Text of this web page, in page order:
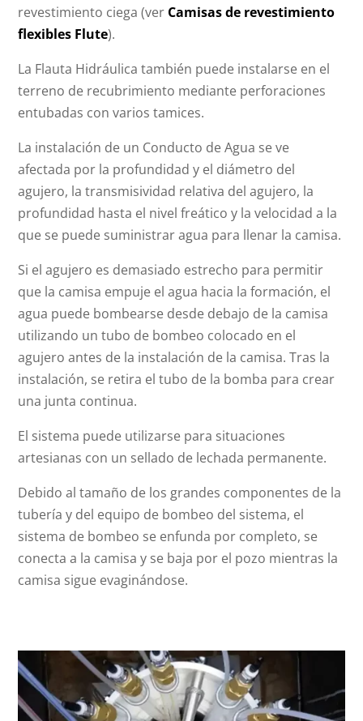
revestimiento ciega (ver Camisas de revestimiento
flexibles Flute).
La Flauta Hidráulica también puede instalarse en el
terreno de recubrimiento mediante perforaciones
entubadas con varios tamices.
La instalación de un Conducto de Agua se ve
afectada por la profundidad y el diámetro del
agujero, la transmisividad relativa del agujero, la
profundidad hasta el nivel freático y la velocidad a la
que se puede suministrar agua para llenar la camisa.
Si el agujero es demasiado estrecho para permitir
que la camisa empuje el agua hacia la formación, el
agua puede bombearse desde debajo de la camisa
utilizando un tubo de bombeo colocado en el
agujero antes de la instalación de la camisa. Tras la
instalación, se retira el tubo de la bomba para crear
una junta continua.
El sistema puede utilizarse para situaciones
artesianas con un sellado de lechada permanente.
Debido al tamaño de los grandes componentes de la
tubería y del equipo de bombeo del sistema, el
sistema de bombeo se enfunda por completo, se
conecta a la camisa y se baja por el pozo mientras la
camisa sigue evaginándose.